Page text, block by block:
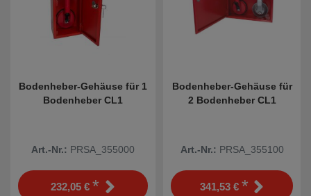
Bodenheber-Gehäuse für 1
Bodenheber CL1
Art.-Nr.: PRSA_355000
232,05 € *
Bodenheber-Gehäuse für
2 Bodenheber CL1
Art.-Nr.: PRSA_355100
341,53 € *